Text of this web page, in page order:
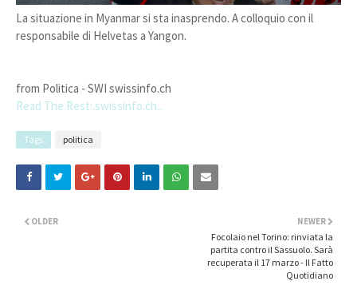
La situazione in Myanmar si sta inasprendo. A colloquio con il
responsabile di Helvetas a Yangon.
from Politica - SWI swissinfo.ch
Read The Rest:.swissinfo.ch...
Tags politica
NEWER
Focolaio nel Torino: rinviata la
partita contro il Sassuolo. Sarà
recuperata il 17 marzo - Il Fatto
Quotidiano
OLDER